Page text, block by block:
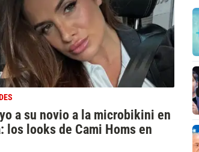
a su novio a la microbikini en
los looks de Cami Homs en